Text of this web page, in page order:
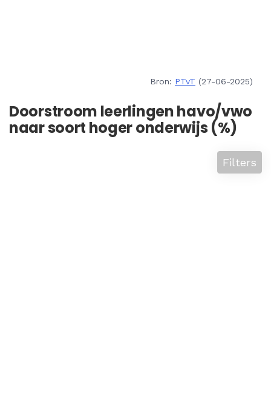
Bron: PTvT (27-06-2025)
Doorstroom leerlingen havo/vwo
naar soort hoger onderwijs (%)
Filters